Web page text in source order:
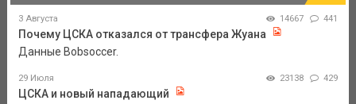
3 Августа 14667 441
Почему ЦСКА отказался от трансфера Жуана
Данные Bobsoccer.
29 Июля 23138 429
ЦСКА и новый нападающий